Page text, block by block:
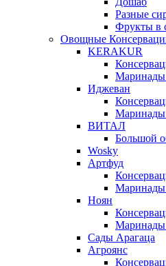
Разные
Фрукты в
Овощные
KERAKUR
Иджеван
ВИТАЛ
Большой
Wosky
Артфуд
Ноян
Сады Арагаца
Агроянс